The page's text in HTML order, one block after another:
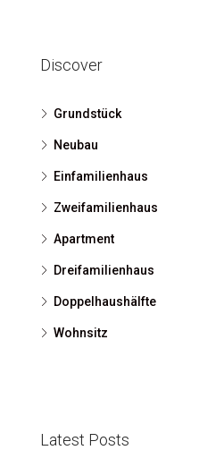
Discover
Grundstück
Neubau
Einfamilienhaus
Zweifamilienhaus
Apartment
Dreifamilienhaus
Doppelhaushälfte
Wohnsitz
Latest Posts